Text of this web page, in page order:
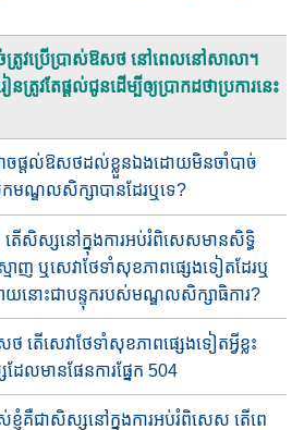
ត្រូវប្រើប្រាស់ឱសថ​ នៅពេល​នៅសាលា។​
ត្រូវតែ​ផ្តល់​ជូនដើម្បី​ឲ្យប្រាកដថា​ប្រការ​នេះ
ាច​ផ្តល់​ឱសថដល់ខ្លួន​ឯង​ដោយ​មិនចាំបាច់​
មណ្ឌល​សិក្សាបានដែរឬទេ?
តើ​សិស្ស​នៅក្នុងការអប់រំពិសេស​មានសិទ្ធិ​
ាញ​ ឬ​សេវា​ថែទាំសុខភាពផ្សេងទៀត​ដែរឬ
នោះជាបន្ទុករបស់មណ្ឌលសិក្សាធិការ​?
តើ​សេវាថែទាំសុខភាព​ផ្សេងទៀតអ្វីខ្លះ​
ល​មាន​ផែនការ​​ផ្នែក 504
ញុំ​គឺជាសិស្ស​នៅក្នុងការអប់រំពិសេស​ តើពេ​